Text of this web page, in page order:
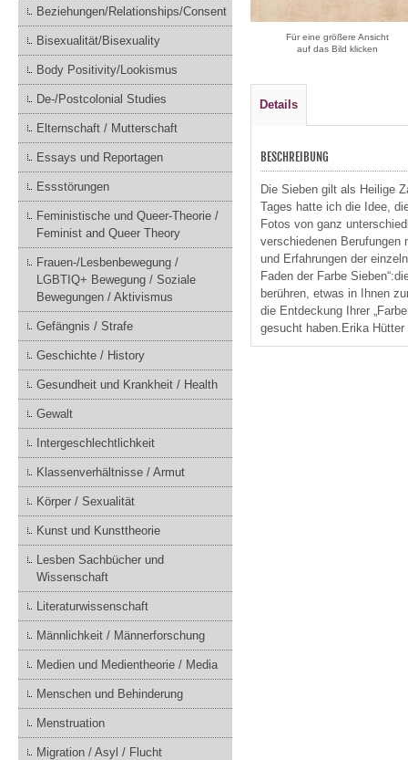
Beziehungen/Relationships/Consent
Bisexualität/Bisexuality
Body Positivity/Lookismus
De-/Postcolonial Studies
Elternschaft / Mutterschaft
Essays und Reportagen
Essstörungen
Feministische und Queer-Theorie /
Feminist and Queer Theory
Frauen-/Lesbenbewegung /
LGBTIQ+ Bewegung / Soziale
Bewegungen / Aktivismus
Gefängnis / Strafe
Geschichte / History
Gesundheit und Krankheit / Health
Gewalt
Intergeschlechtlichkeit
Klassenverhältnisse / Armut
Körper / Sexualität
Kunst und Kunsttheorie
Lesben Sachbücher und
Wissenschaft
Literaturwissenschaft
Männlichkeit / Männerforschung
Medien und Medientheorie / Media
Menschen und Behinderung
Menstruation
Migration / Asyl / Flucht
Für eine größere Ansicht
auf das Bild klicken
Details
BESCHREIBUNG
Die Sieben gilt als Heilige
Tages hatte ich die Idee,
Fotos von ganz
verschiedenen Berufungen
und Erfahrungen der
Faden der Farbe
berühren, etwas in Ihnen
die Entdeckung Ihrer
gesucht haben.Erika Hütter